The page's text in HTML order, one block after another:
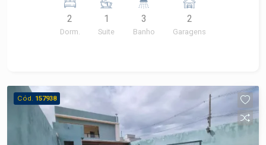
Destaques do imóvel: ? Garagem coberta para 2
carros com portão eletrônico ? Sala ? Cozinha ? 3
dormitórios, sendo 1 suíte ? Espaço para closet ?
pavimento superior ? Piso em porcelanato ? Ar-
condicionado instalado ? Ambientes amplos ?
Área gourmet com madeiramento nobre aparente
? Churrasqueira ? Duas escadas de acesso ao
2
Dorm.
1
Suite
3
Banho
2
Garagens
Cód. 157938